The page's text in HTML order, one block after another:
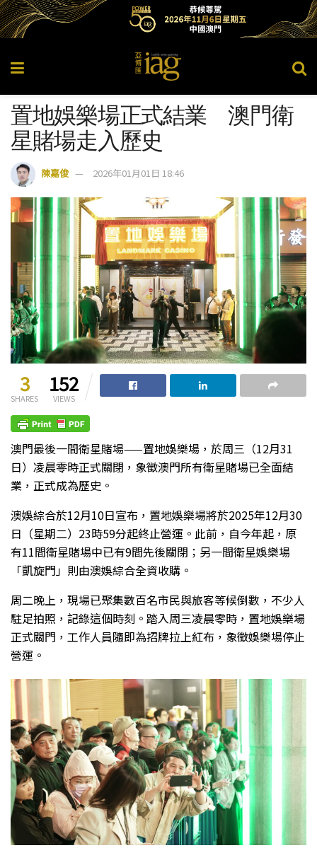
置地娛樂場正式結業 澳門衛
星賭場走入歷史
陳嘉俊 2026年01月01日 18:46
3
SHARES
152
VIEWS
澳門最後一間衛星賭場——置地娛樂場，於周三（12月31
日）凌晨零時正式關閉，象徵澳門所有衛星賭場已全面結
業，正式成為歷史。
澳娛綜合於12月10日宣布，置地娛樂場將於2025年12月30
日（星期二）23時59分起終止營運。此前，自今年起，原
有11間衛星賭場中已有9間先後關閉；另一間衛星娛樂場
「凱旋門」則由澳娛綜合全資收購。
周二晚上，現場已聚集數百名市民與旅客等候倒數，不少人
駐足拍照，記錄這個時刻。踏入周三凌晨零時，置地娛樂場
正式關門，工作人員隨即為招牌拉上紅布，象徵娛樂場停止
營運。